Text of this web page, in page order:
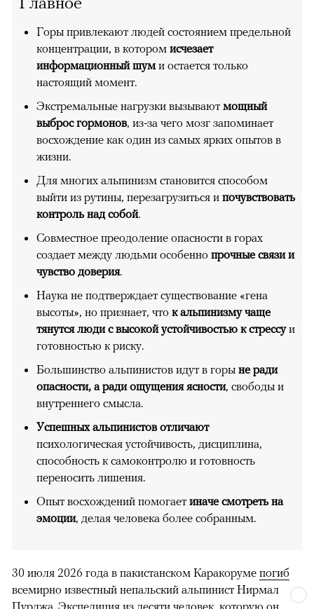
Горы привлекают людей состоянием предельной
концентрации, в котором исчезает
информационный шуми остается только
настоящий момент.
Экстремальные нагрузки вызывают мощный
выброс гормонов, из-за чего мозг запоминает
восхождение как один из самых ярких опытов в
жизни.
Для многих альпинизм становится способом
выйти из рутины, перезагрузиться и почувствовать
контроль над собой.
Совместное преодоление опасности в горах
создает между людьми особенно прочные связи и
чувство доверия.
Наука не подтверждает существование «гена
высоты», но признает, что к альпинизму чаще
тянутся люди с высокой устойчивостью к стрессуи
готовностью к риску.
Большинство альпинистов идут в горы не ради
опасности, а ради ощущения ясности, свободы и
внутреннего смысла.
Успешных альпинистов отличают
психологическая устойчивость, дисциплина,
способность к самоконтролю и готовность
переносить лишения.
Опыт восхождений помогает иначе смотреть на
эмоции, делая человека более собранным.
30 июля 2026 года в пакистанском Каракоруме погиб
всемирно известный непальский альпинист Нирмал